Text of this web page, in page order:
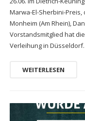
Marwa-El-Sherbini-
Monheim (Am Rhein),
Vorstandsmitglied hat
Verleihung in
WEITERLESEN